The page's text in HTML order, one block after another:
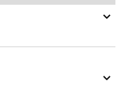
GG cut-out.